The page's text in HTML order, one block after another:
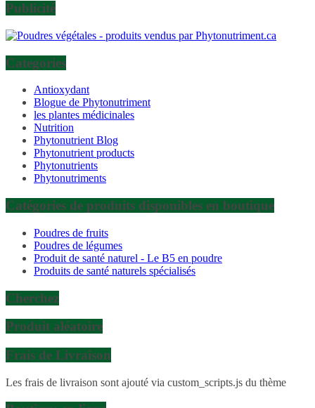
Publicité
Categories
Antioxydant
Blogue de Phytonutriment
les plantes médicinales
Nutrition
Phytonutrient Blog
Phytonutrient products
Phytonutrients
Phytonutriments
Catégories de produits disponibles en boutique
Poudres de fruits
Poudres de légumes
Produit de santé naturel - Le B5 en poudre
Produits de santé naturels spécialisés
Cherchez
Produit aléatoire
Frais de Livraison
Les frais de livraison sont ajouté via custom_scripts.js du thème